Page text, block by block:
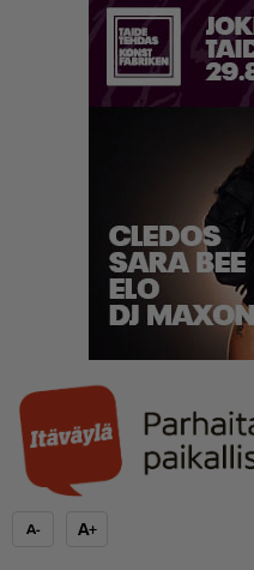
A- A+